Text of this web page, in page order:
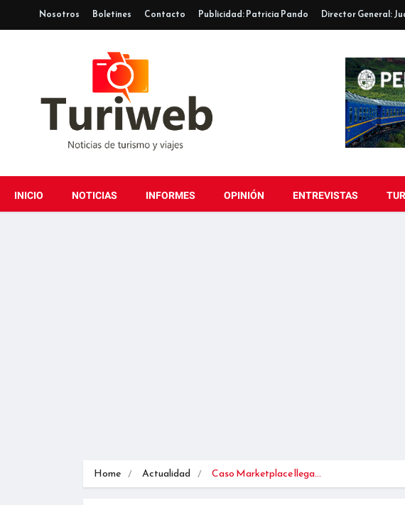
Nosotros Boletines Contacto Publicidad: Patricia Pando Director General:
INICIO NOTICIAS INFORMES OPINIÓN ENTREVISTAS
Home Actualidad Caso Marketplace llega…